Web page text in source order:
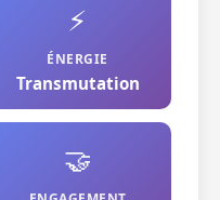
⚡
ÉNERGIE
Transmutation
🤝